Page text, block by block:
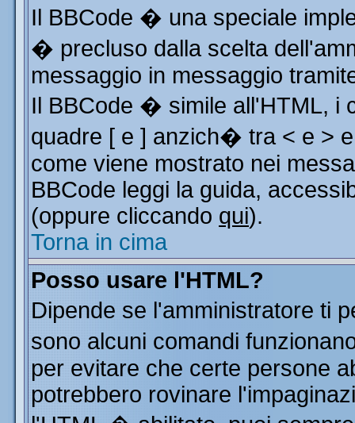
Il BBCode � una speciale
� precluso dalla scelta
messaggio in messaggio
Il BBCode � simile all'HTML, i
quadre [ e ] anzich� tra < e >
come viene mostrato nei
BBCode leggi la guida,
(oppure cliccando qui).
Torna in cima
Posso usare l'HTML?
Dipende se l'amministratore ti
sono alcuni comandi
per evitare che certe persone
potrebbero rovinare